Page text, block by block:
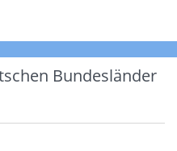
Bundesländer